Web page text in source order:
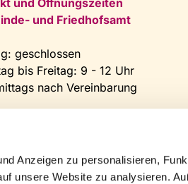
Anzeigen zu personalisieren,
unsere Website zu analysieren.
und Friedhofsamt
geschlossen
bis Freitag: 9 - 12 Uhr
nach Vereinbarung
52 04 / 25 65